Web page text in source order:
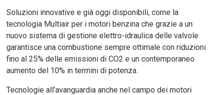
Soluzioni innovative e già oggi disponibili, come la
tecnologia Multiair per i motori benzina che grazie a un
nuovo sistema di gestione elettro-idraulica delle valvole
garantisce una combustione sempre ottimale con riduzioni
fino al 25% delle emissioni di CO2 e un contemporaneo
aumento del 10% in termini di potenza.
Tecnologie all’avanguardia anche nel campo dei motori